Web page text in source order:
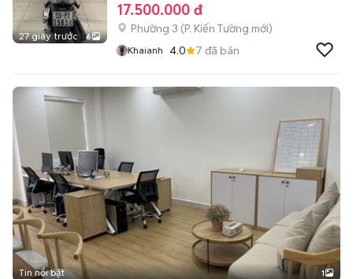
27 giây trước 6
17.500.000 đ
Phường 3 (P. Kiến Tường mới)
Khaianh 4.0 7 đã bán
Tin nổi bật 1